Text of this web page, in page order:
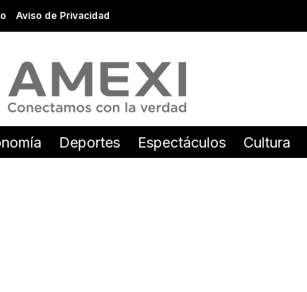
Aviso de Privacidad
Deportes Espectáculos Cultura